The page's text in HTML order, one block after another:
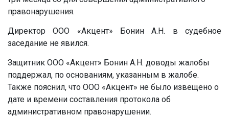
правонарушения.
Директор ООО «Акцент» Бонин А.Н. в судебное
заседание не явился.
Защитник ООО «Акцент» Бонин А.Н. доводы жалобы
поддержал, по основаниям, указанным в жалобе.
Также пояснил, что ООО «Акцент» не было извещено о
дате и времени составления протокола об
административном правонарушении.